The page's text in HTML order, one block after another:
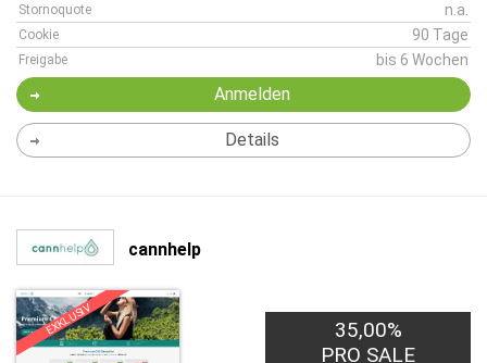
Stornoquote n.a.
Cookie 90 Tage
Freigabe bis 6 Wochen
Anmelden
Details
cannhelp
EXKLUSIV
35,00%
PRO SALE